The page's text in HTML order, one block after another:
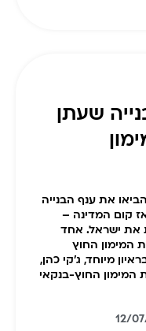
שעתן
את ענף הבנייה
קום המדינה –
את ישראל. אחד
המימון החוץ
מיוחד, ג'קי כהן,
המימון החוץ-בנקאי
12/